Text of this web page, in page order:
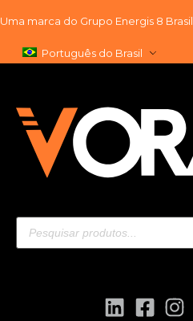
para
Uma marca do Grupo Energis 8 Brasil
Português do Brasil